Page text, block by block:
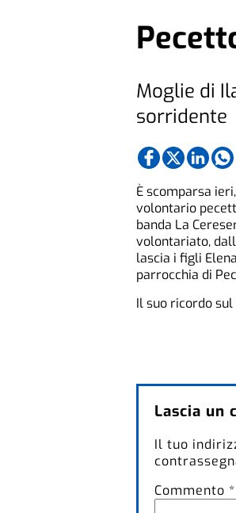
Moglie di
sorridente
È scomparsa
volontario
banda La
volontariato,
lascia i figli
parrocchia di
Il suo ricordo
Lascia un
Il tuo
Commento *